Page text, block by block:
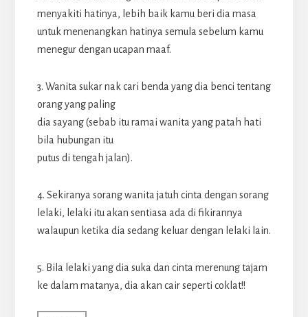
menyakiti hatinya, lebih baik kamu beri dia masa
untuk menenangkan hatinya semula sebelum kamu
menegur dengan ucapan maaf.
3. Wanita sukar nak cari benda yang dia benci tentang
orang yang paling
dia sayang (sebab itu ramai wanita yang patah hati
bila hubungan itu
putus di tengah jalan).
4. Sekiranya sorang wanita jatuh cinta dengan sorang
lelaki, lelaki itu akan sentiasa ada di fikirannya
walaupun ketika dia sedang keluar dengan lelaki lain.
5. Bila lelaki yang dia suka dan cinta merenung tajam
ke dalam matanya, dia akan cair seperti coklat!!